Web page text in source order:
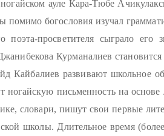
ауле Кара-Тюбе
богословия изучал
просветителя сыграло его
Курманалиев
развивают школьное
письменность на основе
словари, пишут свои первые
школы. Длительное время